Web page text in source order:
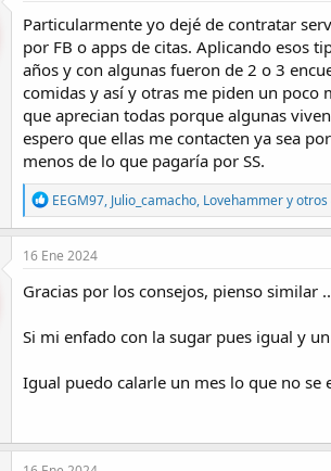
i
o
n
e
s
:
Particularmente yo dejé de contratar
por FB o apps de citas. Aplicando esos
años y con algunas fueron de 2 o 3
comidas y así y otras me piden un poco
que aprecian todas porque algunas
espero que ellas me contacten ya sea
menos de lo que pagaría por SS.
R
e
a
c
i
o
e
EEGM97, Julio_camacho, Lovehammery otros
16 Ene 2024
Gracias por los consejos, pienso similar
Si mi enfado con la sugar pues igual y
Igual puedo calarle un mes lo que no se